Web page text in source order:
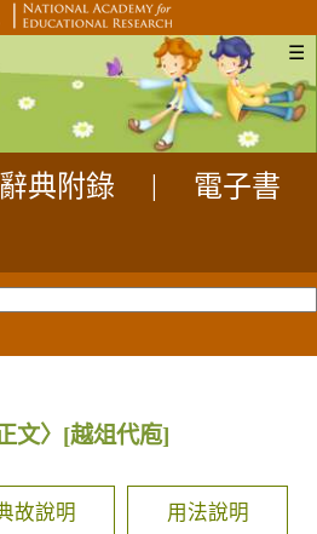
☰
辭典附錄
電子書
文〉 [越俎代庖]
故說明 用法說明